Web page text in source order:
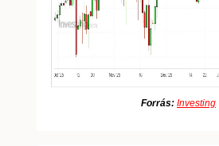
Forrás: Investing